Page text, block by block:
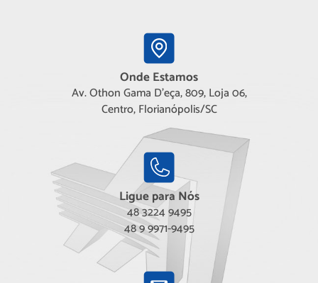
Onde Estamos
Av. Othon Gama D'eça, 809, Loja 06,
Centro, Florianópolis/SC
Ligue para Nós
48 3224 9495
48 9 9971-9495